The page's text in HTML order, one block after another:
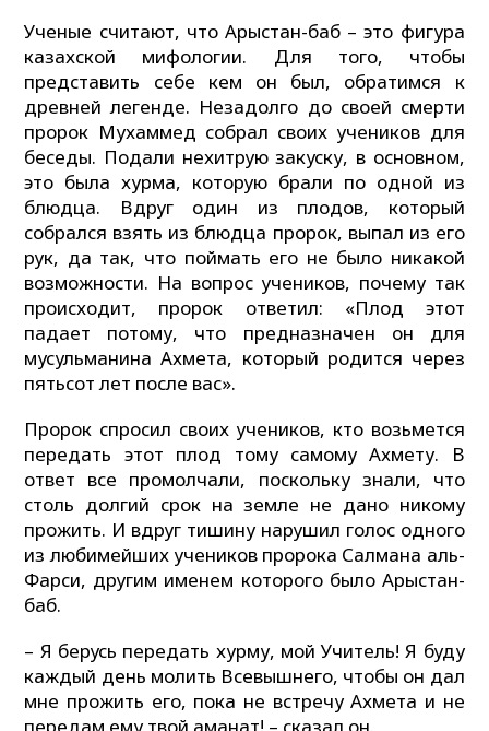
Ученые считают, что Арыстан-баб – это фигура
казахской мифологии. Для того, чтобы
представить себе кем он был, обратимся к
древней легенде. Незадолго до своей смерти
пророк Мухаммед собрал своих учеников для
беседы. Подали нехитрую закуску, в основном,
это была хурма, которую брали по одной из
блюдца. Вдруг один из плодов, который
собрался взять из блюдца пророк, выпал из его
рук, да так, что поймать его не было никакой
возможности. На вопрос учеников, почему так
происходит, пророк ответил: «Плод этот
падает потому, что предназначен он для
мусульманина Ахмета, который родится через
пятьсот лет после вас».
Пророк спросил своих учеников, кто возьмется
передать этот плод тому самому Ахмету. В
ответ все промолчали, поскольку знали, что
столь долгий срок на земле не дано никому
прожить. И вдруг тишину нарушил голос одного
из любимейших учеников пророка Салмана аль-
Фарси, другим именем которого было Арыстан-
баб.
– Я берусь передать хурму, мой Учитель! Я буду
каждый день молить Всевышнего, чтобы он дал
мне прожить его, пока не встречу Ахмета и не
передам ему твой аманат! – сказал он.